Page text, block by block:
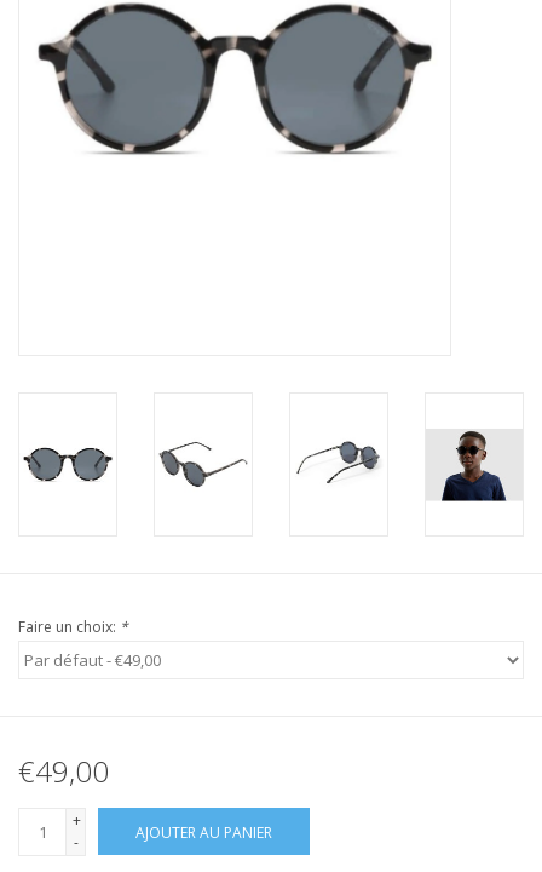
Faire un choix: *
€49,00
+
-
AJOUTER AU PANIER